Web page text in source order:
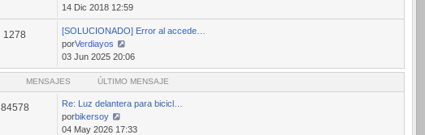
Ver
último
mensaje
14 Dic 2018 12:59
1278
[SOLUCIONADO] Error al accede…
porVerdiayos
Ver
último
mensaje
03 Jun 2025 20:06
MENSAJES ÚLTIMO MENSAJE
84578
Re: Luz delantera para bicicl…
porbikersoy
Ver
04 May 2026 17:33